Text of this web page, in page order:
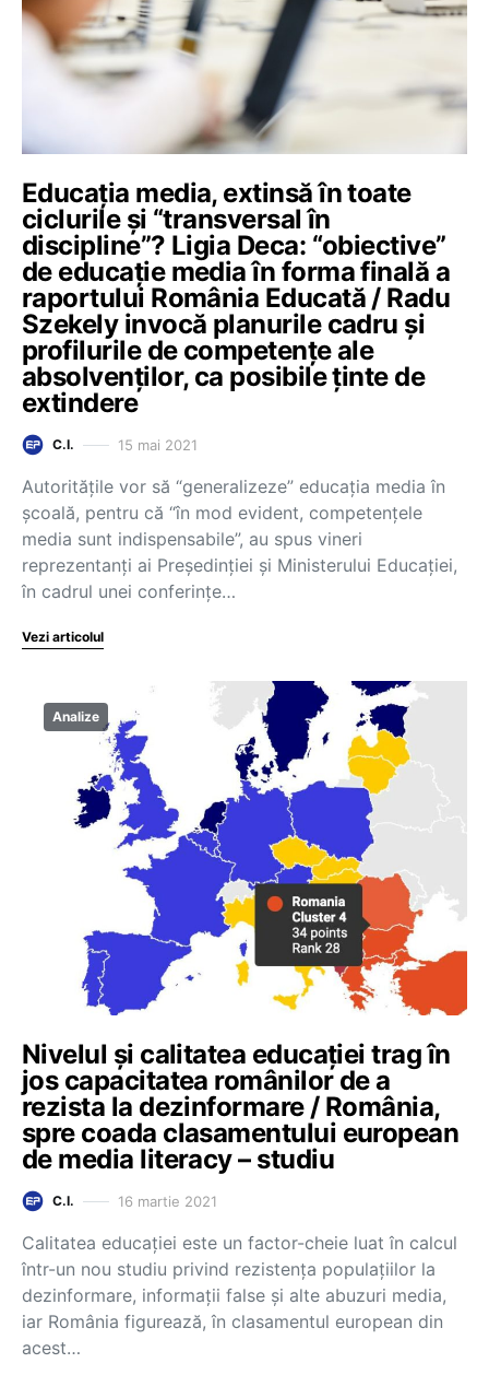
Educația media, extinsă în toate
ciclurile și “transversal în
discipline”? Ligia Deca: “obiective”
de educație media în forma finală a
raportului România Educată / Radu
Szekely invocă planurile cadru și
profilurile de competențe ale
absolvenților, ca posibile ținte de
extindere
C.I. 15 mai 2021
Autoritățile vor să “generalizeze” educația media în
școală, pentru că “în mod evident, competențele
media sunt indispensabile”, au spus vineri
reprezentanți ai Președinției și Ministerului Educației,
în cadrul unei conferințe…
Vezi articolul
Analize
Nivelul și calitatea educației trag în
jos capacitatea românilor de a
rezista la dezinformare / România,
spre coada clasamentului european
de media literacy – studiu
C.I. 16 martie 2021
Calitatea educației este un factor-cheie luat în calcul
într-un nou studiu privind rezistența populațiilor la
dezinformare, informații false și alte abuzuri media,
iar România figurează, în clasamentul european din
acest…